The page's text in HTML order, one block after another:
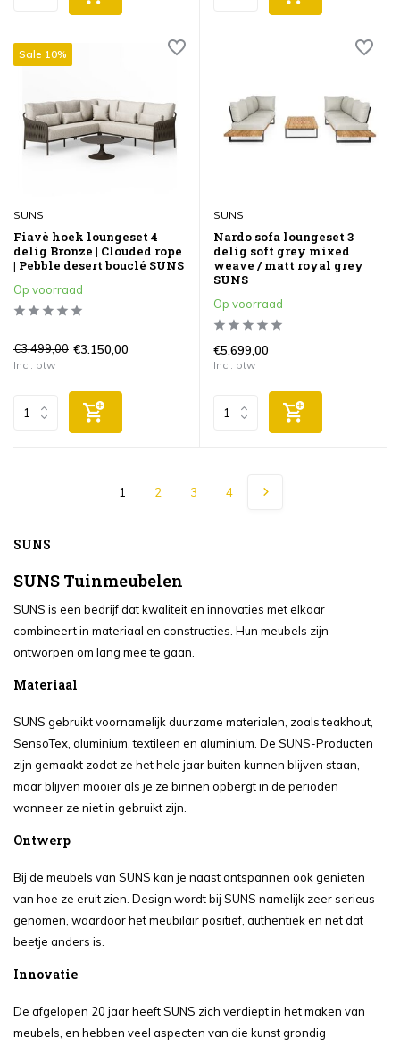
Sale 10%
SUNS
Fiavè hoek loungeset 4
delig Bronze | Clouded rope
| Pebble desert bouclé SUNS
Op voorraad
€3.499,00 €3.150,00
Incl. btw
SUNS
Nardo sofa loungeset 3
delig soft grey mixed
weave / matt royal grey
SUNS
Op voorraad
€5.699,00
Incl. btw
1 2 3 4
SUNS
SUNS Tuinmeubelen
SUNS is een bedrijf dat kwaliteit en innovaties met elkaar
combineert in materiaal en constructies. Hun meubels zijn
ontworpen om lang mee te gaan.
Materiaal
SUNS gebruikt voornamelijk duurzame materialen, zoals teakhout,
SensoTex, aluminium, textileen en aluminium. De SUNS-Producten
zijn gemaakt zodat ze het hele jaar buiten kunnen blijven staan,
maar blijven mooier als je ze binnen opbergt in de perioden
wanneer ze niet in gebruikt zijn.
Ontwerp
Bij de meubels van SUNS kan je naast ontspannen ook genieten
van hoe ze eruit zien. Design wordt bij SUNS namelijk zeer serieus
genomen, waardoor het meubilair positief, authentiek en net dat
beetje anders is.
Innovatie
De afgelopen 20 jaar heeft SUNS zich verdiept in het maken van
meubels, en hebben veel aspecten van die kunst grondig